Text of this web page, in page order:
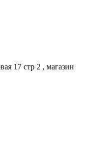
17 стр 2 , магазин